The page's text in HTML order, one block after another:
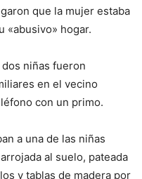
que la mujer estaba
«abusivo» hogar.
niñas fueron
en el vecino
con un primo.
a una de las niñas
al suelo, pateada
y tablas de madera por